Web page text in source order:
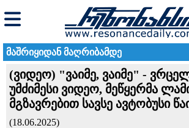
მაშრიყიდან მაღრიბამდე
(ვიდეო) "ვაიმე, ვაიმე" -
უმძიმესი ვიდეო, მეწყერმა
მგზავრებით სავსე ავტობუსი
(18.06.2025)